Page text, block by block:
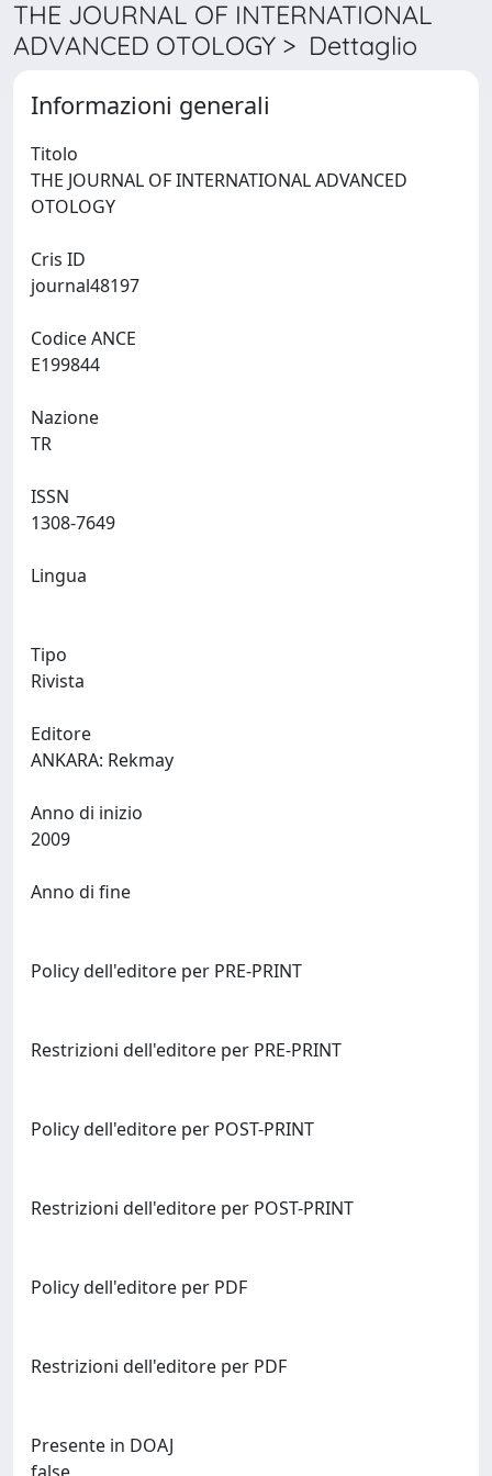
THE JOURNAL OF INTERNATIONAL
ADVANCED OTOLOGY > Dettaglio
Informazioni generali
Titolo
THE JOURNAL OF INTERNATIONAL ADVANCED
Cris ID
Codice ANCE
Nazione
ISSN
Lingua
Tipo
Rivista
Editore
Anno di inizio
Anno di fine
Policy dell'editore per PRE-PRINT
Restrizioni dell'editore per PRE-PRINT
Policy dell'editore per POST-PRINT
Restrizioni dell'editore per POST-PRINT
Policy dell'editore per PDF
Restrizioni dell'editore per PDF
Presente in DOAJ